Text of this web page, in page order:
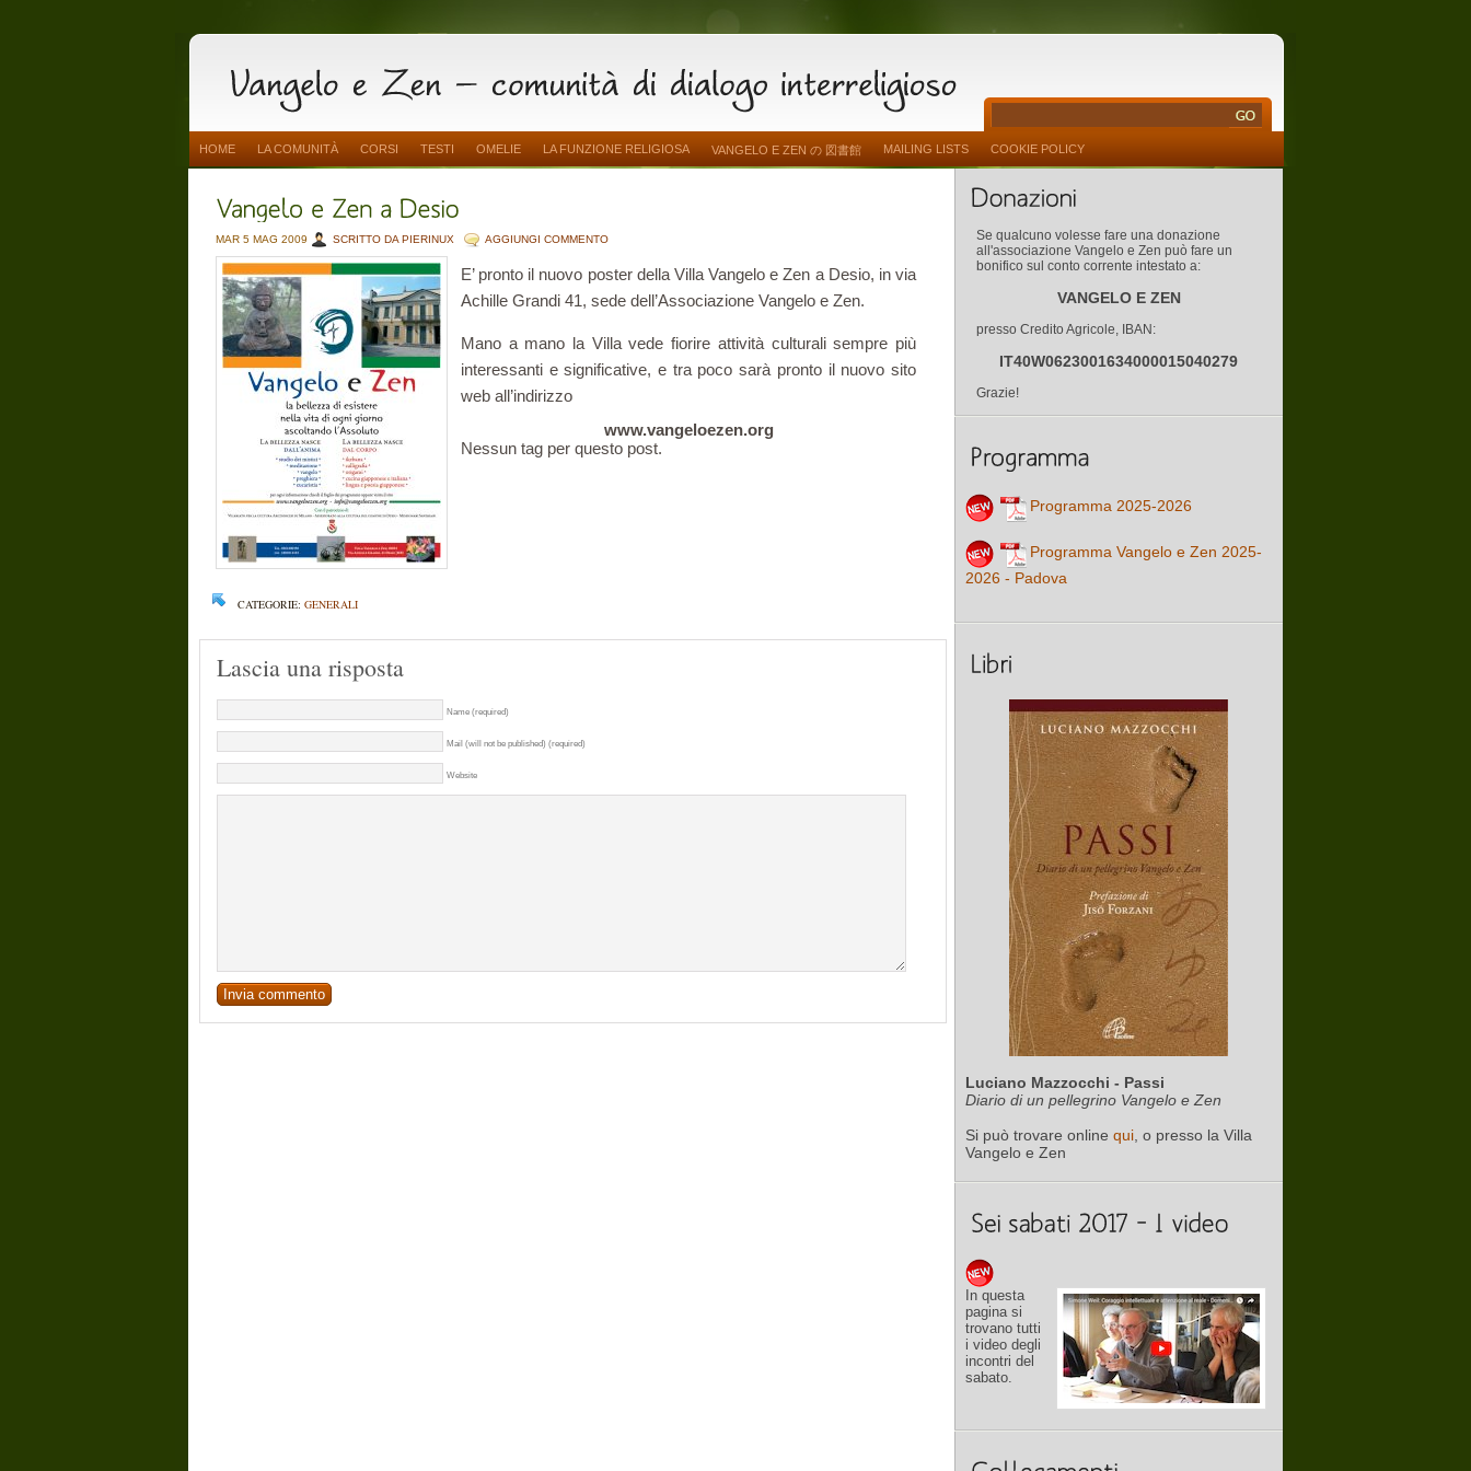
HOME LA COMUNITÀ CORSI TESTI OMELIE LA FUNZIONE RELIGIOSA VANGELO E ZEN の 図書館 MAILING LISTS COOKIE POLICY
MAR 5 MAG 2009 SCRITTO DA PIERINUX AGGIUNGI COMMENTO
E’ pronto il nuovo poster della Villa Vangelo e Zen a Desio, in via
Achille Grandi 41, sede dell’Associazione Vangelo e Zen.
Mano a mano la Villa vede fiorire attività culturali sempre più
interessanti e significative, e tra poco sarà pronto il nuovo sito
web all’indirizzo
www.vangeloezen.org
Nessun tag per questo post.
CATEGORIE: GENERALI
Lascia una risposta
Name (required)
Mail (will not be published) (required)
Website
Se qualcuno volesse fare una donazione
all'associazione Vangelo e Zen può fare un
bonifico sul conto corrente intestato a:
VANGELO E ZEN
presso Credito Agricole, IBAN:
IT40W0623001634000015040279
Grazie!
Programma 2025-2026
Programma Vangelo e Zen 2025-
2026 - Padova
Luciano Mazzocchi - Passi
Diario di un pellegrino Vangelo e Zen
Si può trovare online qui , o presso la Villa
Vangelo e Zen
In questa
pagina si
trovano tutti
i video degli
incontri del
sabato.